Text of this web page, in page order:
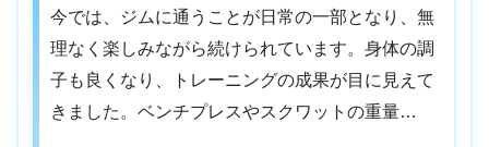
今では、ジムに通うことが日常の一部となり、無
理なく楽しみながら続けられています。身体の調
子も良くなり、トレーニングの成果が目に見えて
きました。ベンチプレスやスクワットの重量…